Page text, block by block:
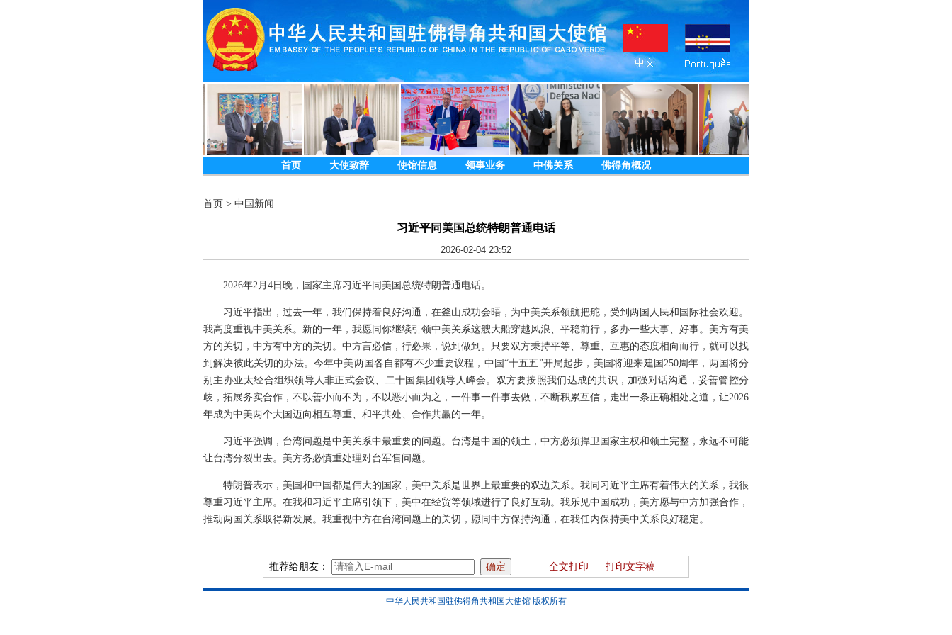
首页 大使致辞 使馆信息 领事业务 中佛关系 佛得角概况
首页 > 中国新闻
习近平同美国总统特朗普通电话
2026-02-04 23:52
2026年2月4日晚，国家主席习近平同美国总统特朗普通电话。
习近平指出，过去一年，我们保持着良好沟通，在釜山成功会晤，为中美关系领航把舵，受到两国人民和国际社会欢迎。
我高度重视中美关系。新的一年，我愿同你继续引领中美关系这艘大船穿越风浪、平稳前行，多办一些大事、好事。美方有美
方的关切，中方有中方的关切。中方言必信，行必果，说到做到。只要双方秉持平等、尊重、互惠的态度相向而行，就可以找
到解决彼此关切的办法。今年中美两国各自都有不少重要议程，中国“十五五”开局起步，美国将迎来建国250周年，两国将分
别主办亚太经合组织领导人非正式会议、二十国集团领导人峰会。双方要按照我们达成的共识，加强对话沟通，妥善管控分
歧，拓展务实合作，不以善小而不为，不以恶小而为之，一件事一件事去做，不断积累互信，走出一条正确相处之道，让2026
年成为中美两个大国迈向相互尊重、和平共处、合作共赢的一年。
习近平强调，台湾问题是中美关系中最重要的问题。台湾是中国的领土，中方必须捍卫国家主权和领土完整，永远不可能
让台湾分裂出去。美方务必慎重处理对台军售问题。
特朗普表示，美国和中国都是伟大的国家，美中关系是世界上最重要的双边关系。我同习近平主席有着伟大的关系，我很
尊重习近平主席。在我和习近平主席引领下，美中在经贸等领域进行了良好互动。我乐见中国成功，美方愿与中方加强合作，
推动两国关系取得新发展。我重视中方在台湾问题上的关切，愿同中方保持沟通，在我任内保持美中关系良好稳定。
推荐给朋友： 全文打印 打印文字稿
中华人民共和国驻佛得角共和国大使馆 版权所有